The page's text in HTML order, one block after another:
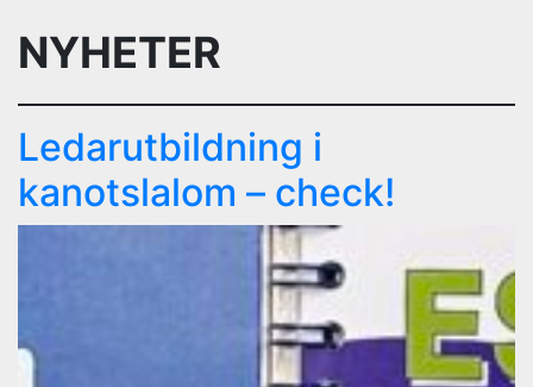
NYHETER
Ledarutbildning i
kanotslalom – check!